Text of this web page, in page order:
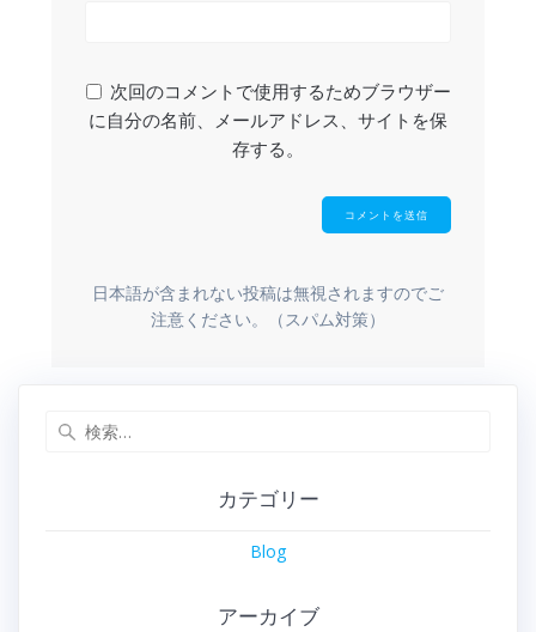
次回のコメントで使用するためブラウザー
に自分の名前、メールアドレス、サイトを保
存する。
日本語が含まれない投稿は無視されますのでご
注意ください。（スパム対策）
カテゴリー
Blog
アーカイブ